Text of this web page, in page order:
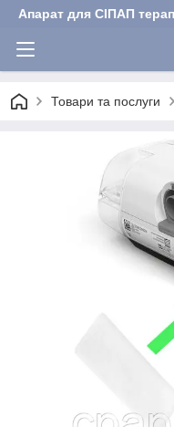
Апарат для СІПАП
Товари та послуги